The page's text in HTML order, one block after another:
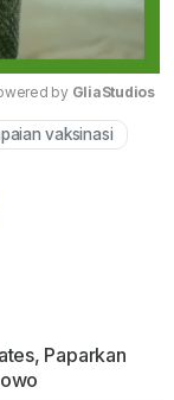
Mute
by GliaStudios
vaksinasi
Paparkan